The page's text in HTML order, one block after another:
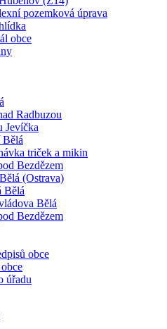
pozemková úprava
obce
Radbuzou
Jevíčka
triček a mikin
Bezdězem
(Ostrava)
Bělá
Bělá
Bezdězem
obce
úřadu